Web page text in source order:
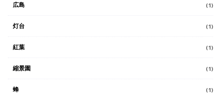
広島 (1)
灯台 (1)
紅葉 (1)
縮景園 (1)
蜂 (1)